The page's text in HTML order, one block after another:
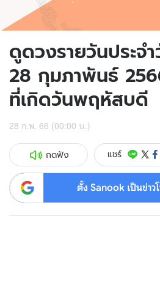
ดูดวงรายวันประจ
28 กุมภาพันธ์
ที่เกิดวันพฤหัสบดี
28 ก.พ. 66 (00:00 น.)
กดฟัง แชร์
ตั้ง Sanook เป็นข่า